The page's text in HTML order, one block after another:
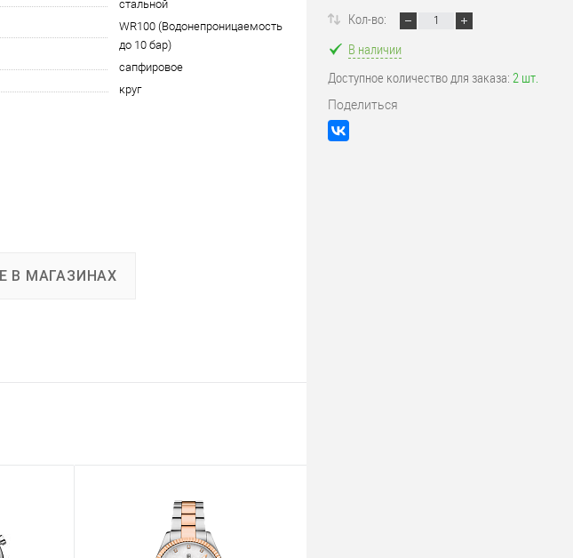
стальной
WR100 (Водонепроницаемость
до 10 бар)
сапфировое
круг
В МАГАЗИНАХ
Кол-во:
В наличии
Доступное количество для заказа: 2 шт.
Поделиться